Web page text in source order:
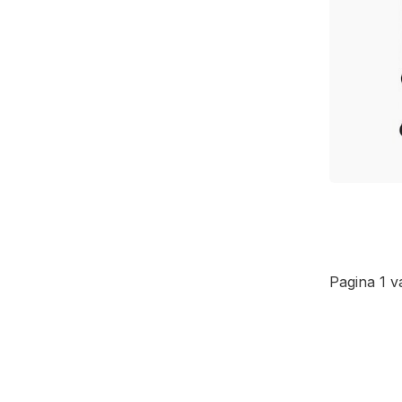
Pagina 1